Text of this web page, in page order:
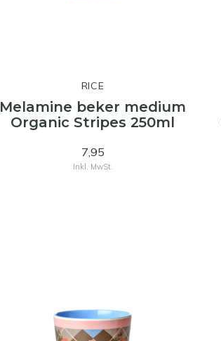
RICE
Melamine beker medium
Organic Stripes 250ml
7,95
Inkl. MwSt.